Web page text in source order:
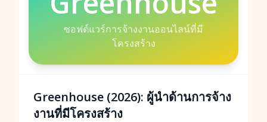
ซอฟต์แวร์การจ้างงานออนไลน์ที่มี
โครงสร้าง
Greenhouse (2026): ผู้นำด้านการจ้าง
งานที่มีโครงสร้าง